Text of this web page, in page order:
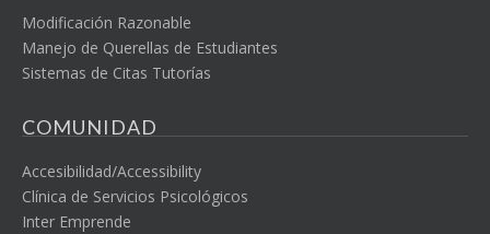
Modificación Razonable
Manejo de Querellas de Estudiantes
Sistemas de Citas Tutorías
COMUNIDAD
Accesibilidad/Accessibility
Clínica de Servicios Psicológicos
Inter Emprende